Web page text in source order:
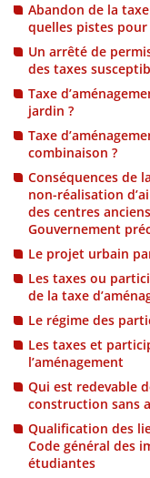
Abandon de la
quelles pistes
Un arrêté de
des taxes
Taxe
jardin ?
Taxe
combinaison ?
Conséquences de
non-réalisation
des centres
Gouvernement
Le projet urbain
Les taxes ou
de la taxe
Le régime des
Les taxes et
l’aménagement
Qui est redevable
construction sans
Qualification des
Code général des
étudiantes